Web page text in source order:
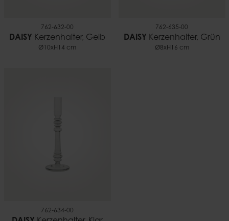
762-632-00
DAISY Kerzenhalter, Gelb
Ø10xH14 cm
762-635-00
DAISY Kerzenhalter, Grün
Ø8xH16 cm
762-634-00